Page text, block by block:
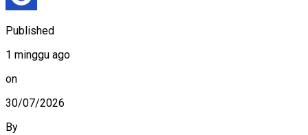
Published
1 minggu ago
on
30/07/2026
By